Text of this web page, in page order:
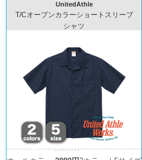
UnitedAthle
T/Cオープンカラーショートスリーブ
シャツ